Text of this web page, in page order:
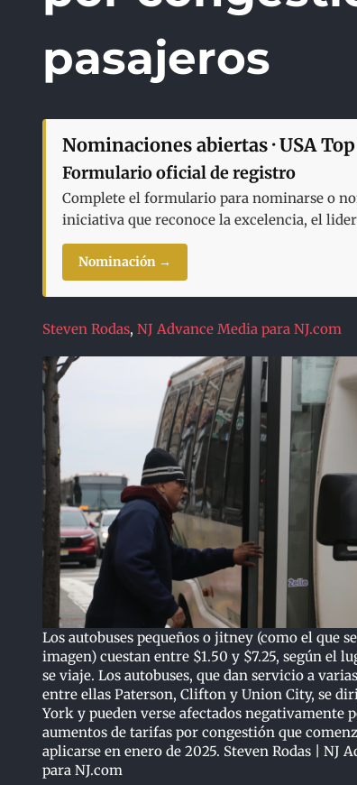
pasajeros
Nominaciones abiertas · USA
Formulario oficial de registro
Complete el formulario para nominarse o
iniciativa que reconoce la excelencia, el
Nominación →
Steven Rodas, NJ Advance Media para NJ.com
Los autobuses pequeños o jitney (como el que
imagen) cuestan entre $1.50 y $7.25, según el
se viaje. Los autobuses, que dan servicio a
entre ellas Paterson, Clifton y Union City, se
York y pueden verse afectados negativamente
aumentos de tarifas por congestión que
aplicarse en enero de 2025. Steven Rodas | NJ
para NJ.com